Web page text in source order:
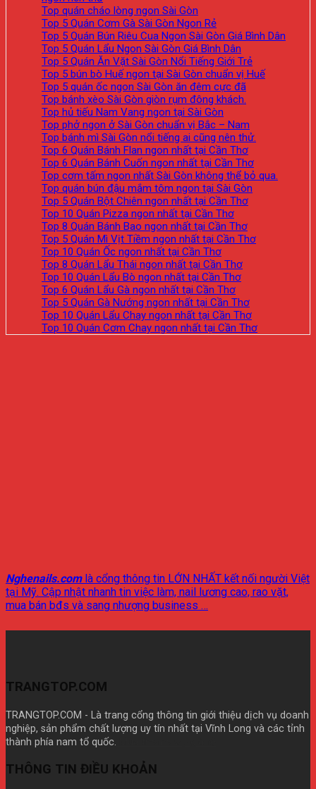
Top quán cháo lòng ngon Sài Gòn
Top 5 Quán Cơm Gà Sài Gòn Ngon Rẻ
Top 5 Quán Bún Riêu Cua Ngon Sài Gòn Giá Bình Dân
Top 5 Quán Lẩu Ngon Sài Gòn Giá Bình Dân
Top 5 Quán Ăn Vặt Sài Gòn Nổi Tiếng Giới Trẻ
Top 5 bún bò Huế ngon tại Sài Gòn chuẩn vị Huế
Top 5 quán ốc ngon Sài Gòn ăn đêm cực đã
Top bánh xèo Sài Gòn giòn rụm đông khách.
Top hủ tiếu Nam Vang ngon tại Sài Gòn
Top phở ngon ở Sài Gòn chuẩn vị Bắc – Nam
Top bánh mì Sài Gòn nổi tiếng ai cũng nên thử.
Top 6 Quán Bánh Flan ngon nhất tại Cần Thơ
Top 6 Quán Bánh Cuốn ngon nhất tại Cần Thơ
Top cơm tấm ngon nhất Sài Gòn không thể bỏ qua.
Top quán bún đậu mắm tôm ngon tại Sài Gòn
Top 5 Quán Bột Chiên ngon nhất tại Cần Thơ
Top 10 Quán Pizza ngon nhất tại Cần Thơ
Top 8 Quán Bánh Bao ngon nhất tại Cần Thơ
Top 5 Quán Mì Vịt Tiềm ngon nhất tại Cần Thơ
Top 10 Quán Ốc ngon nhất tại Cần Thơ
Top 8 Quán Lẩu Thái ngon nhất tại Cần Thơ
Top 10 Quán Lẩu Bò ngon nhất tại Cần Thơ
Top 6 Quán Lẩu Gà ngon nhất tại Cần Thơ
Top 5 Quán Gà Nướng ngon nhất tại Cần Thơ
Top 10 Quán Lẩu Chay ngon nhất tại Cần Thơ
Top 10 Quán Cơm Chay ngon nhất tại Cần Thơ
Nghenails.comlà cổng thông tin LỚN NHẤT kết nối người Việt
tại Mỹ. Cập nhật nhanh tin việc làm, nail lương cao, rao vặt,
mua bán bđs và sang nhượng business …
TRANGTOP.COM
TRANGTOP.COM - Là trang cổng thông tin giới thiệu dịch vụ doanh
nghiệp, sản phẩm chất lượng uy tín nhất tại Vĩnh Long và các tỉnh
thành phía nam tổ quốc.
THÔNG TIN ĐIỀU KHOẢN